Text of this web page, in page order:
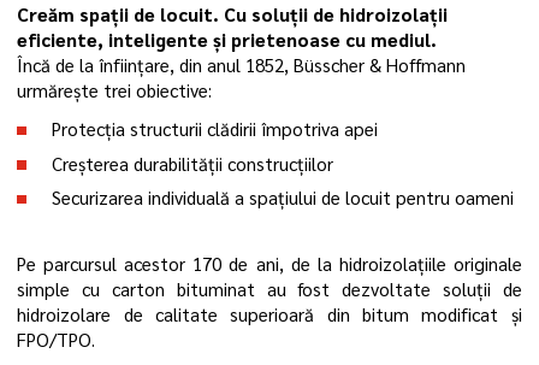
Creăm spații de locuit. Cu soluții de hidroizolații
eficiente, inteligente și prietenoase cu mediul.
Încă de la înființare, din anul 1852, Büsscher & Hoffmann
urmărește trei obiective:
Protecția structurii clădirii împotriva apei
Creșterea durabilității construcțiilor
Securizarea individuală a spațiului de locuit pentru oameni
Pe parcursul acestor 170 de ani, de la hidroizolațiile originale
simple cu carton bituminat au fost dezvoltate soluții de
hidroizolare de calitate superioară din bitum modificat și
FPO/TPO.